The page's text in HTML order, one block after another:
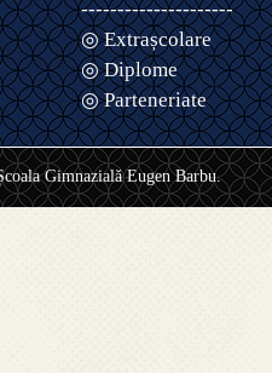
---------------------
◎ Extrașcolare
◎ Diplome
◎ Parteneriate
Gimnazială Eugen Barbu.